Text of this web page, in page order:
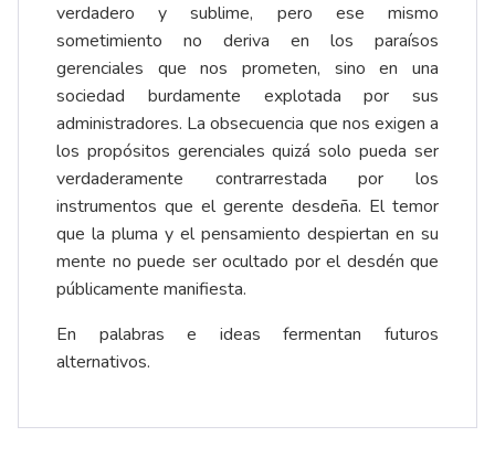
verdadero y sublime, pero ese mismo
sometimiento no deriva en los paraísos
gerenciales que nos prometen, sino en una
sociedad burdamente explotada por sus
administradores. La obsecuencia que nos exigen a
los propósitos gerenciales quizá solo pueda ser
verdaderamente contrarrestada por los
instrumentos que el gerente desdeña. El temor
que la pluma y el pensamiento despiertan en su
mente no puede ser ocultado por el desdén que
públicamente manifiesta.
En palabras e ideas fermentan futuros
alternativos.